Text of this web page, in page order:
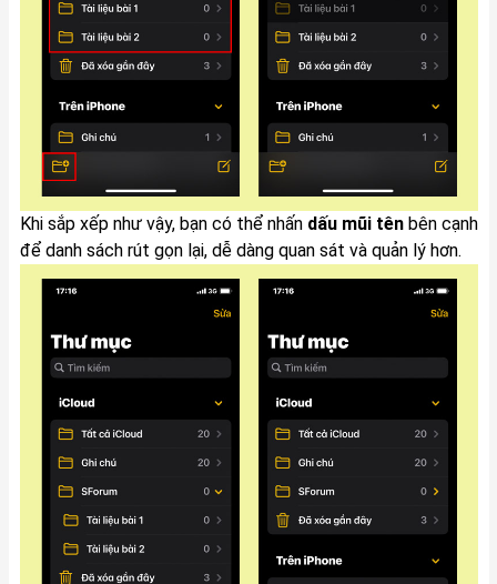
Khi sắp xếp như vậy, bạn có thể nhấn dấu mũi tênbên cạnh
để danh sách rút gọn lại, dễ dàng quan sát và quản lý hơn.